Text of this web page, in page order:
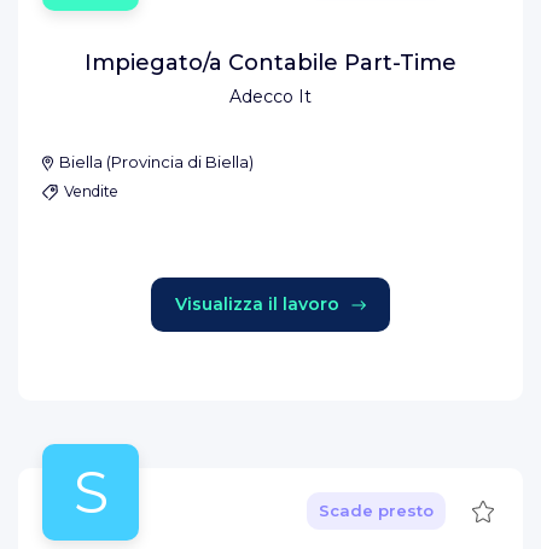
Adecco It
Impiegato/a Contabile Part-Time
Biella (Provincia di Biella)
Vendite
Visualizza il lavoro
S Scade presto Salva